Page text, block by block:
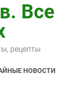
грибнойВсе
рецепты
НОВОСТИ